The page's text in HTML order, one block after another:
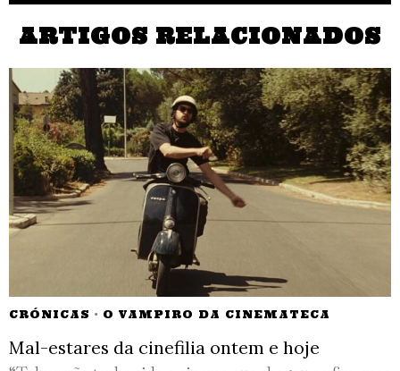
ARTIGOS RELACIONADOS
CRÓNICAS · O VAMPIRO DA CINEMATECA
Mal-estares da cinefilia ontem e hoje